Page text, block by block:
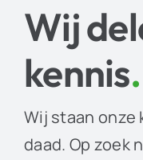
Wij
kennis.
Wij staan onze
daad. Op zoek